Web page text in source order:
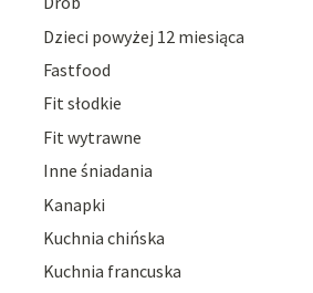
Dzieci powyżej 12 miesiąca
Fastfood
Fit słodkie
Fit wytrawne
Inne śniadania
Kanapki
Kuchnia chińska
Kuchnia francuska